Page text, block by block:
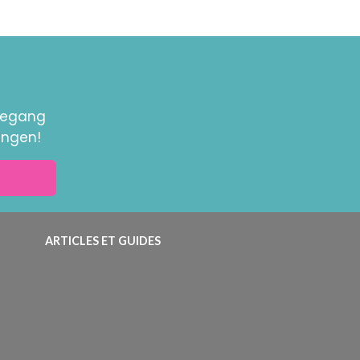
ARTICLES ET GUIDES